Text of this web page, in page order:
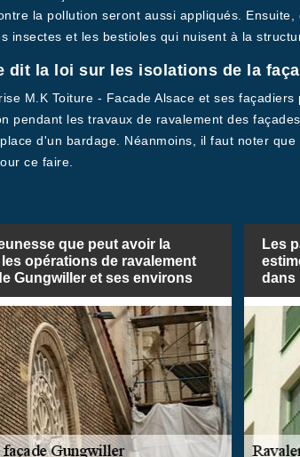
la pollution seront aussi appliqués.
insectes et les bestioles qui nuisent à la
dit la loi sur les isolations de la
M.K Toiture - Facade Alsace et ses
pendant les travaux de ravalement des
d'un bardage. Néanmoins, il faut noter
ce faire.
que peut avoir la
opérations de ravalement
Gungwiller et ses environs
Les
dans